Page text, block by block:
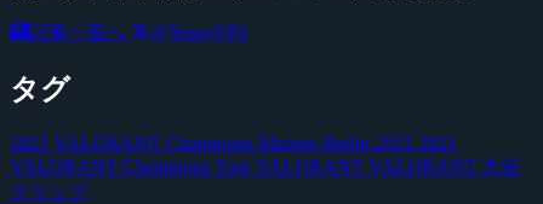
記事一覧へ @YossyFPS
タグ
2021 VALORANT Champions Masters Berlin 2021 2021
VALORANT Champions TourVALORANT VALORANT 大会
クリップ